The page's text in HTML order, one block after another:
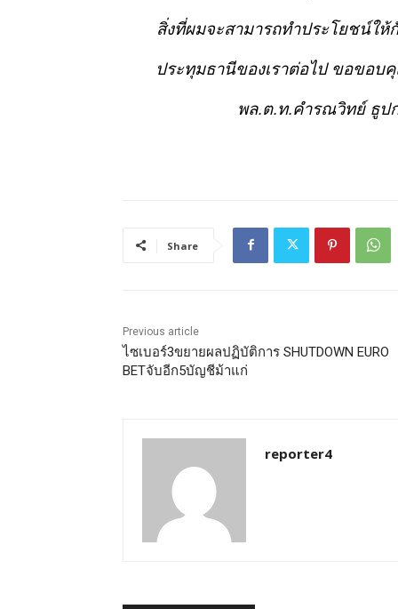
สิ่งที่ผมจะสามารถทำประโยชน์ใ
ประทุมธานีของเราต่อไป ขอขอบ
พล.ต.ท.คํารณวิทย์ ธูป
Share
Previous article
ไซเบอร์3ขยายผลปฏิบัติการ SHUTDOWN EURO
BETจับอีก5บัญชีม้าแก่
reporter4